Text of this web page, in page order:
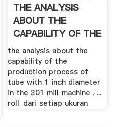
THE ANALYSIS
ABOUT THE
CAPABILITY OF THE
.
the analysis about the
capability of the
production process of
tube with 1 inch diameter
in the 301 mill machine . ...
roll. dari setiap ukuran